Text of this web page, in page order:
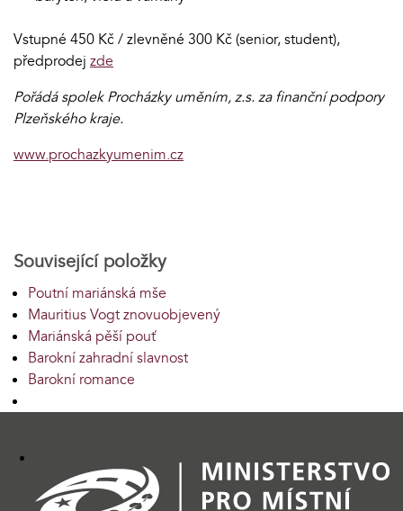
Vstupné 450 Kč / zlevněné 300 Kč (senior, student),
předprodej zde
Pořádá spolek Procházky uměním, z.s. za finanční podpory
Plzeňského kraje.
www.prochazkyumenim.cz
Související položky
Poutní mariánská mše
Mauritius Vogt znovuobjevený
Mariánská pěší pouť
Barokní zahradní slavnost
Barokní romance